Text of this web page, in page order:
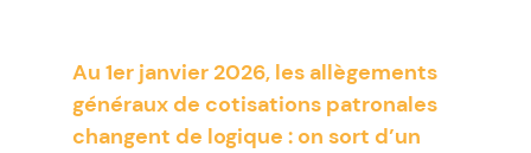
Au 1er janvier 2026, les allègements
généraux de cotisations patronales
changent de logique : on sort d’un